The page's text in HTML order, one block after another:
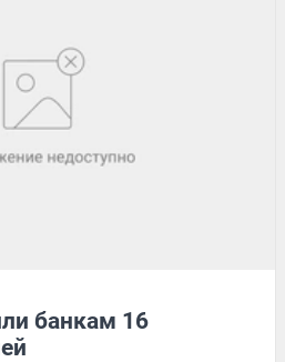
банкам 16